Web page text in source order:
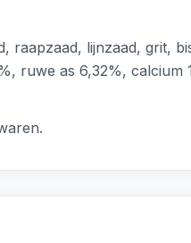
lijnzaad, grit,
ruwe as 6,32%,